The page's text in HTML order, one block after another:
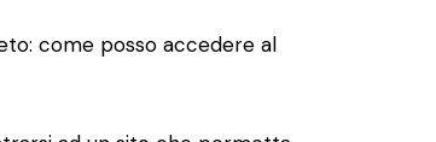
come posso accedere al